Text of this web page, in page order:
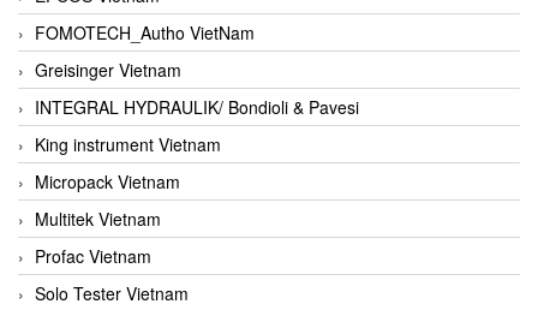
FOMOTECH_Autho VietNam
Greisinger Vietnam
INTEGRAL HYDRAULIK/ Bondioli & Pavesi
King instrument Vietnam
Micropack Vietnam
Multitek Vietnam
Profac Vietnam
Solo Tester Vietnam